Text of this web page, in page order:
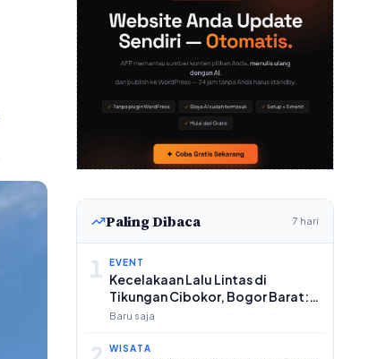
Paling Dibaca 7 hari
1 EVENT
Kecelakaan Lalu Lintas di
Tikungan Cibokor, Bogor Barat:
Korban Tewas dan Truk
Baru saja
WISATA